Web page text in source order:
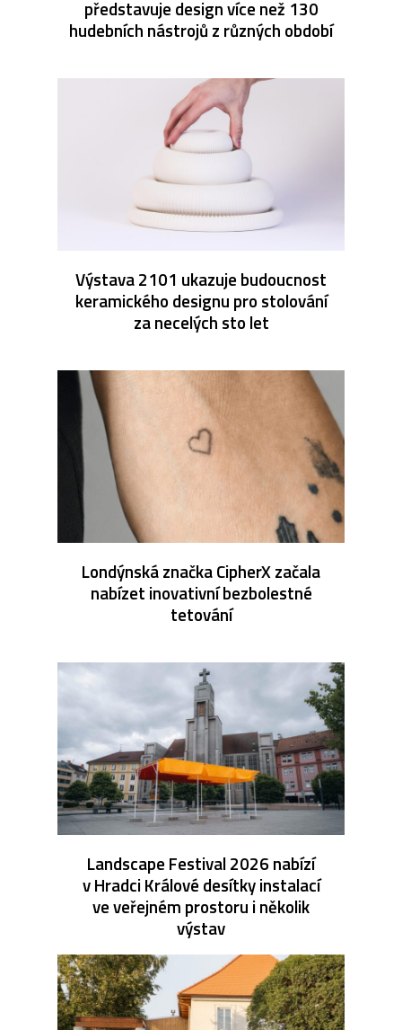
představuje design více než 130
hudebních nástrojů z různých období
Výstava 2101 ukazuje budoucnost
keramického designu pro stolování
za necelých sto let
Londýnská značka CipherX začala
nabízet inovativní bezbolestné
tetování
Landscape Festival 2026 nabízí
v Hradci Králové desítky instalací
ve veřejném prostoru i několik
výstav